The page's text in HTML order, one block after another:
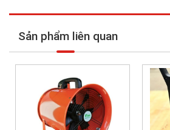
Sản phẩm liên quan